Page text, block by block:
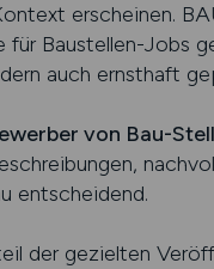
erscheinen.
für Baustellen-Jobs
auch ernsthaft
von Bau-
entscheidend.
der gezielten